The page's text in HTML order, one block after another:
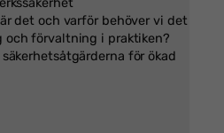
det och varför behöver vi det
och förvaltning i praktiken?
för ökad